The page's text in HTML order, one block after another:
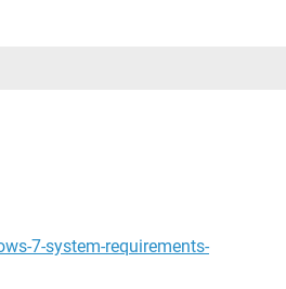
7-system-requirements-